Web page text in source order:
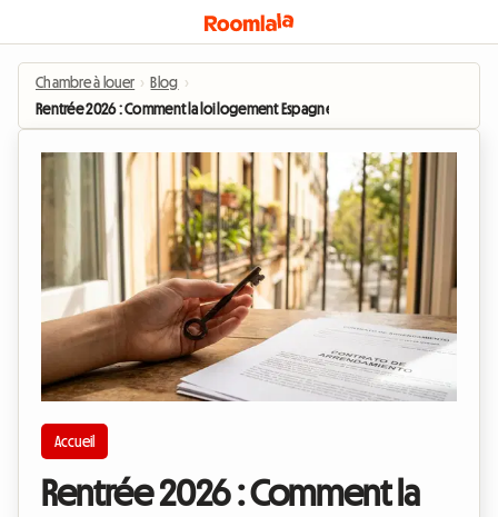
Chambre à louer › Blog ›
Rentrée 2026 : Comment la loi logement Espagne 2026 transforme la
Accueil
Rentrée 2026 : Comment la